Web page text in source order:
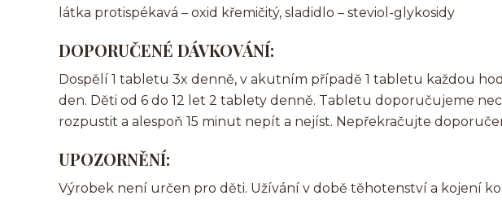
látka protispékavá – oxid křemičitý, sladidlo – steviol-glykosidy
DOPORUČENÉ DÁVKOVÁNÍ:
Dospělí 1 tabletu 3x denně, v akutním případě 1 tabletu každou
den. Děti od 6 do 12 let 2 tablety denně. Tabletu doporučujeme
rozpustit a alespoň 15 minut nepít a nejíst. Nepřekračujte
UPOZORNĚNÍ:
Výrobek není určen pro děti. Užívání v době těhotenství a kojení